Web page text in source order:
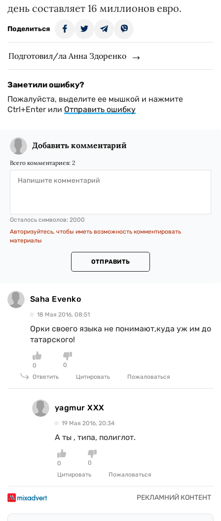
день составляет 16 миллионов евро.
Поделиться
Подготовил/ла Анна Здоренко
Заметили ошибку?
Пожалуйста, выделите ее мышкой и нажмите
Ctrl+Enter или Отправить ошибку
Добавить комментарий
Всего комментариев: 2
Осталось символов: 2000
Авторизуйтесь, чтобы иметь возможность комментировать
материалы
ОТПРАВИТЬ
Saha Evenko
18 Мая 2016, 08:51
Орки своего языка не понимают,куда уж им до
татарского!
0
0
Ответить
Цитировать Пожаловаться
yagmur XXX
19 Мая 2016, 20:34
А ты , типа, полиглот.
0
0
Цитировать
Пожаловаться